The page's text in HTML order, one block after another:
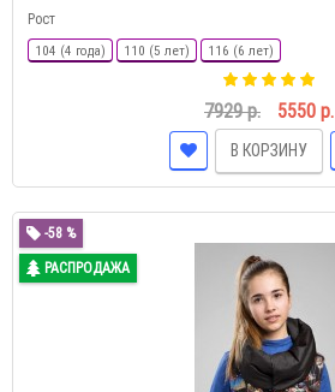
Рост
104 (4 года) 110 (5 лет) 116 (6 лет)
7929 р. 5550 р.
В КОРЗИНУ
-58 %
РАСПРОДАЖА